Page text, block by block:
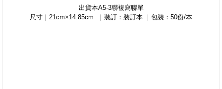
出貨本A5-3聯複寫聯單
尺寸｜21cm×14.85cm ｜裝訂：裝訂本 ｜包裝：50份/本